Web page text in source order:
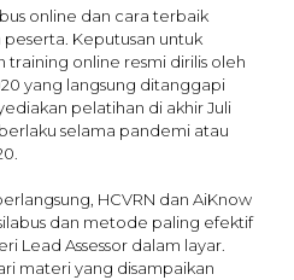
online dan cara terbaik
Keputusan untuk
online resmi dirilis oleh
yang langsung ditanggapi
pelatihan di akhir Juli
selama pandemi atau
HCVRN dan AiKnow
dan metode paling efektif
Lead Assessor dalam layar.
materi yang disampaikan